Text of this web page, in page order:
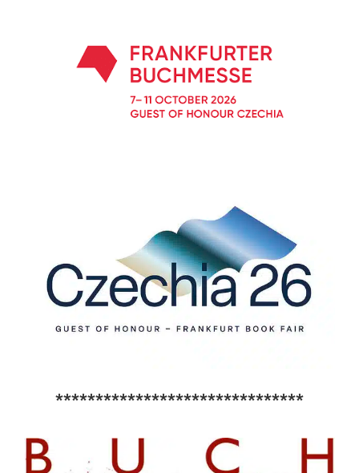
*******************************